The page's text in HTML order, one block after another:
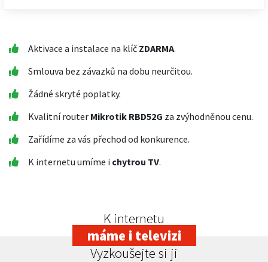
Aktivace a instalace na klíč ZDARMA.
Smlouva bez závazků na dobu neurčitou.
Žádné skryté poplatky.
Kvalitní router Mikrotik RBD52G za zvýhodněnou cenu.
Zařídíme za vás přechod od konkurence.
K internetu umíme i chytrou TV.
K internetu
máme i televizi
Vyzkoušejte si ji